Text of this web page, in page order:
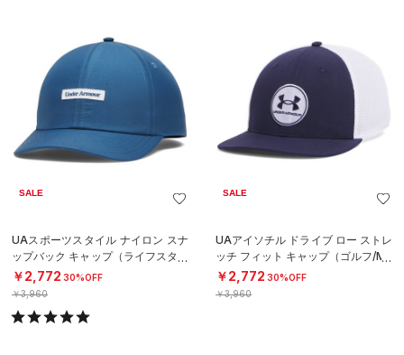
SALE
UAスポーツスタイル ナイロン スナ
ップバック キャップ（ライフスタイ
ル/MEN）
￥2,772 30%OFF
￥3,960
SALE
UAアイソチル ドライブ ロー ストレ
ッチ フィット キャップ（ゴルフ/ME
N）
￥2,772 30%OFF
￥3,960